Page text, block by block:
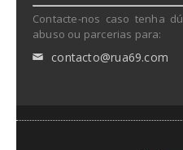
Contacte-nos caso tenha
abuso ou parcerias para:
✉ contacto@rua69.com